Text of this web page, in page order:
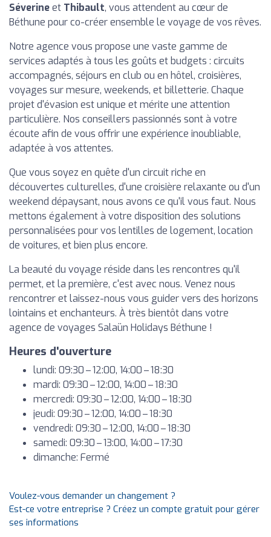
Séverineet Thibault, vous attendent au cœur de
Béthune pour co-créer ensemble le voyage de vos rêves.
Notre agence vous propose une vaste gamme de
services adaptés à tous les goûts et budgets : circuits
accompagnés, séjours en club ou en hôtel, croisières,
voyages sur mesure, weekends, et billetterie. Chaque
projet d'évasion est unique et mérite une attention
particulière. Nos conseillers passionnés sont à votre
écoute afin de vous offrir une expérience inoubliable,
adaptée à vos attentes.
Que vous soyez en quête d'un circuit riche en
découvertes culturelles, d'une croisière relaxante ou d'un
weekend dépaysant, nous avons ce qu'il vous faut. Nous
mettons également à votre disposition des solutions
personnalisées pour vos lentilles de logement, location
de voitures, et bien plus encore.
La beauté du voyage réside dans les rencontres qu'il
permet, et la première, c'est avec nous. Venez nous
rencontrer et laissez-nous vous guider vers des horizons
lointains et enchanteurs. À très bientôt dans votre
agence de voyages Salaün Holidays Béthune !
Heures d'ouverture
lundi: 09:30 – 12:00, 14:00 – 18:30
mardi: 09:30 – 12:00, 14:00 – 18:30
mercredi: 09:30 – 12:00, 14:00 – 18:30
jeudi: 09:30 – 12:00, 14:00 – 18:30
vendredi: 09:30 – 12:00, 14:00 – 18:30
samedi: 09:30 – 13:00, 14:00 – 17:30
dimanche: Fermé
Voulez-vous demander un changement ?
Est-ce votre entreprise ? Créez un compte gratuit pour gérer
ses informations